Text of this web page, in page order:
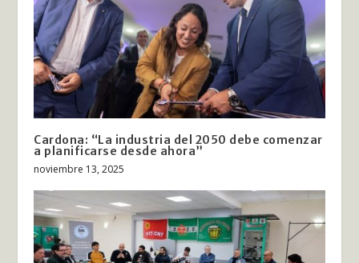
Cardona: “La industria del 2050 debe comenzar
a planificarse desde ahora”
noviembre 13, 2025